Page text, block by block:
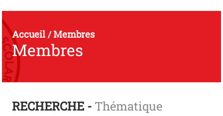
Accueil/Membres
Membres
RECHERCHE - Thématique